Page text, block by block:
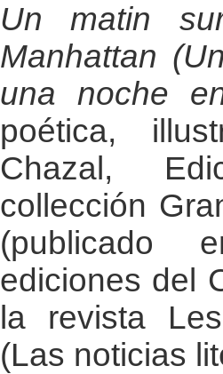
Un matin
Manhattan
una noche
poética,
Chazal,
collección
ediciones del
la revista
(Las noticias